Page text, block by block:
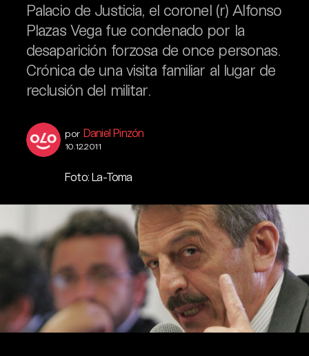
Palacio de Justicia, el coronel (r) Alfonso
Plazas Vega fue condenado por la
desaparición forzosa de once personas.
Crónica de una visita familiar al lugar de
reclusión del militar.
por Daniel Pinzón
10.12.2011
Foto: La-Toma